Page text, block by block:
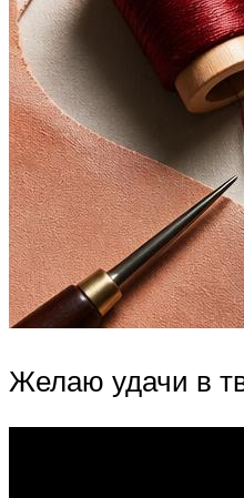
Желаю удачи в